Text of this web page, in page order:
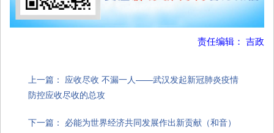
责任编辑： 吉政
上一篇： 应收尽收 不漏一人——武汉发起新冠肺炎疫情
防控应收尽收的总攻
下一篇： 必能为世界经济共同发展作出新贡献（和音）